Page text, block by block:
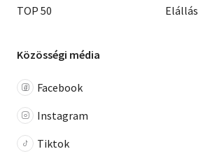
TOP 50
Elállás
Közösségi média
Facebook
Instagram
Tiktok